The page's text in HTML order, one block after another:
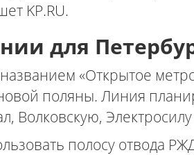
KP.RU.
для
«Открытое
поляны. Линия
Волковскую,
полосу отвода